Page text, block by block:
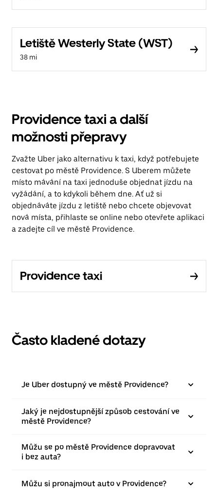
Letiště Westerly State (WST)
38 mi
Providence taxi a další
možnosti přepravy
Zvažte Uber jako alternativu k taxi, když potřebujete
cestovat po městě Providence. S Uberem můžete
místo mávání na taxi jednoduše objednat jízdu na
vyžádání, a to kdykoli během dne. Ať už si
objednáváte jízdu z letiště nebo chcete objevovat
nová místa, přihlaste se online nebo otevřete aplikaci
a zadejte cíl ve městě Providence.
Providence taxi
Často kladené dotazy
Je Uber dostupný ve městě Providence?
Jaký je nejdostupnější způsob cestování ve
městě Providence?
Můžu se po městě Providence dopravovat
i bez auta?
Můžu si pronajmout auto v Providence?